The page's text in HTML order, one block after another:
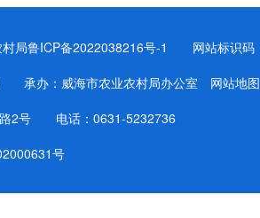
局鲁ICP备2022038216号-1
网站标识码
承办：威海市农业农村局办公室 网站地图
路2号 电话：0631-5232736
号